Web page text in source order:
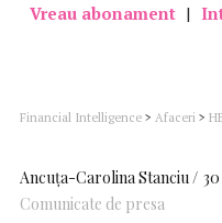
Vreau abonament |
Financial Intelligence > Afaceri >
Ancuţa-Carolina Stanciu 30
Comunicate de presa